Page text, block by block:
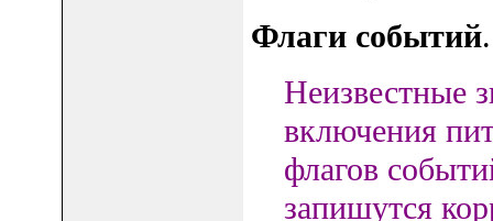
Флаги событий.
Неизвестные
включения
флагов
запишутся